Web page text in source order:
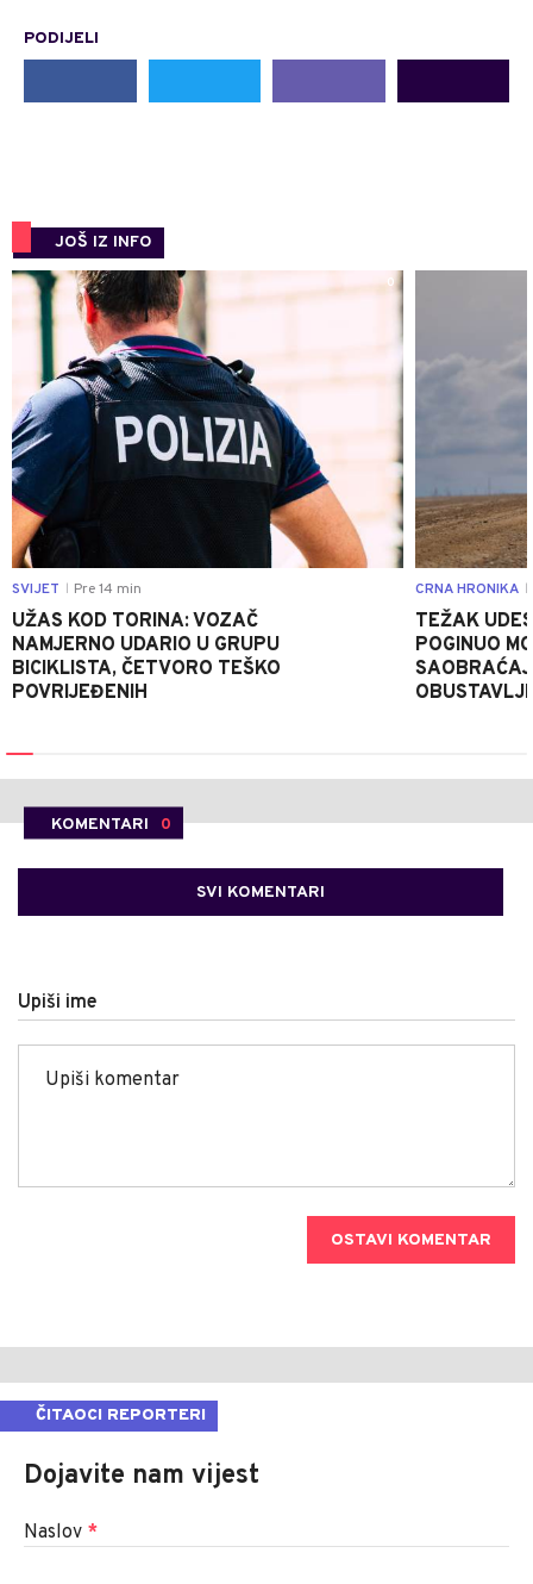
PODIJELI
JOŠ IZ INFO
0
SVIJET Pre 14 min
UŽAS KOD TORINA: VOZAČ
NAMJERNO UDARIO U GRUPU
BICIKLISTA, ČETVORO TEŠKO
POVRIJEĐENIH
CRNA HRONIKA
TEŽAK
POGINUO
KOMENTARI 0
SVI KOMENTARI
Upiši ime
OSTAVI KOMENTAR
ČITAOCI REPORTERI
Dojavite nam vijest
Naslov *